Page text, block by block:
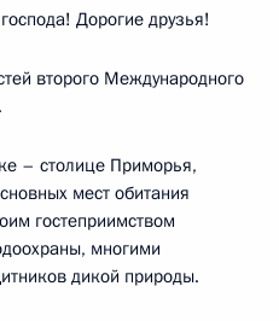
Дорогие друзья!
второго Международного
– столице Приморья,
мест обитания
гостеприимством
многими
дикой природы.